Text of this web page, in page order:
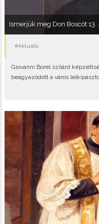
Ismerjük meg Don Boscót
#Aktuális
Giovanni Borel szilárd
beágyazódott a város